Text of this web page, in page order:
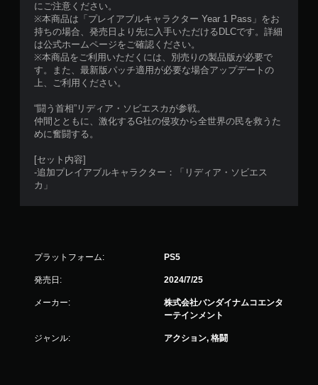
にご注意ください。
※本商品は「プレイアブルキャラクター Year 1 Pass」をお
持ちの場合、発売日より先に入手いただけるDLCです。詳細
は公式ホームページをご確認ください。
※本商品をご利用いただくには、別売りの製品版が必要で
す。また、最新版パッチ適用が必要な場合アップデートの
上、ご利用ください。
“闘う首相”リディア・ソビエスカが参戦。
仲間とともに、激化するG社の侵攻から全世界の民を救うた
めに奮闘する。
[セット内容]
-追加プレイアブルキャラクター：「リディア・ソビエス
カ」
プラットフォーム: PS5
発売日: 2024/7/25
メーカー:
株式会社バンダイナムコエンタ
ーテインメント
ジャンル: アクション, 格闘